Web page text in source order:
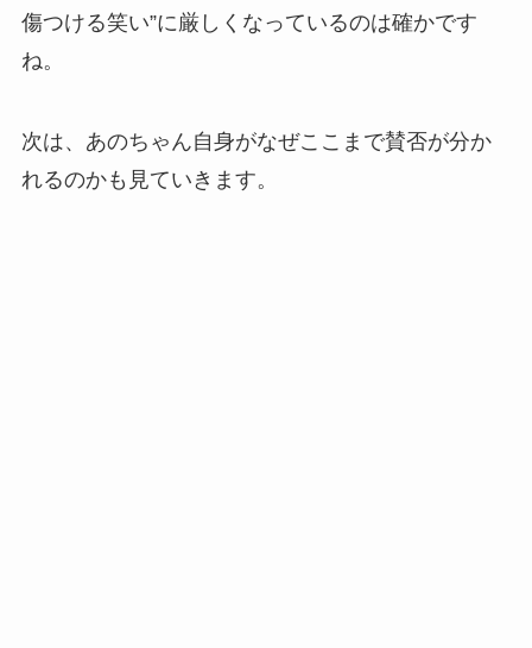
傷つける笑い”に厳しくなっているのは確かです
ね。
次は、あのちゃん自身がなぜここまで賛否が分か
れるのかも見ていきます。